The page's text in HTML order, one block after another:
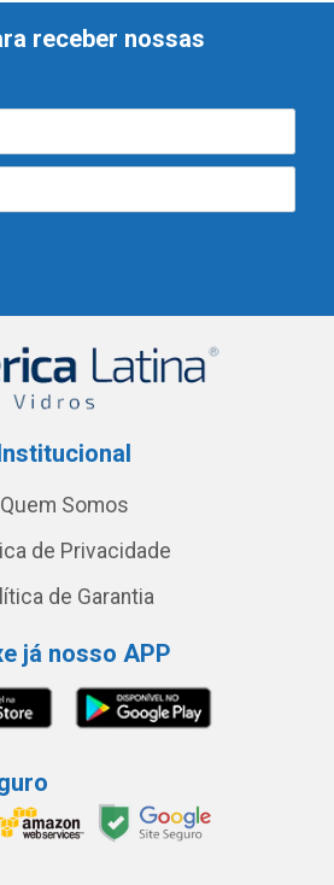
receber nossas
Quem Somos
de Privacidade
de Garantia
já nosso APP